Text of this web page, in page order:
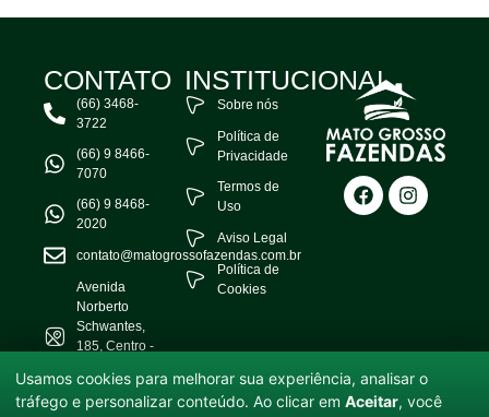
CONTATO
(66) 3468-
3722
(66) 9 8466-
7070
(66) 9 8468-
2020
contato@matogrossofazendas.com.br
Avenida
Norberto
Schwantes,
185, Centro -
MT
INSTITUCIONAL
Sobre nós
Política de
Privacidade
Termos de
Uso
Aviso Legal
Política de
Cookies
Usamos cookies para melhorar sua experiência, analisar o
tráfego e personalizar conteúdo. Ao clicar em Aceitar, você